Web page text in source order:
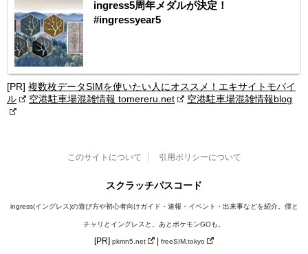
ingress5周年メダルが決定！
#ingressyear5
[PR] 複数枚データSIMを使いたい人にオススメ！エキサイトモバイ
ル
空港駐車場混雑情報 tomereru.net 空港駐車場混雑情報blog
このサイトについて 引用ポリシーについて
スクラッチパスコード
ingress(イングレス)の遊び方や初心者向けガイド・速報・イベント・出来事などを紹介。僕と
チャリとイングレスと。あとポケモンGOも。
[PR]pkmn5.net | freeSIM.tokyo